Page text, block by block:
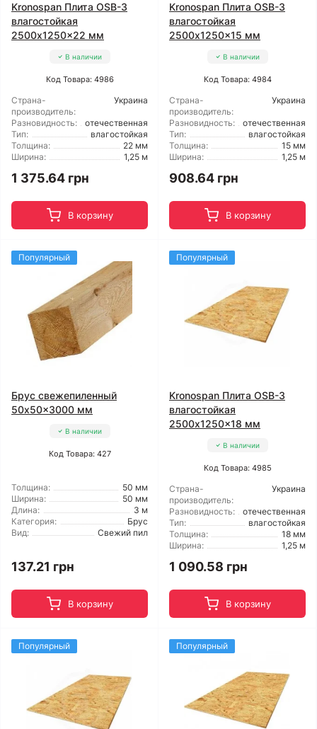
Kronospan Плита OSB-3
влагостойкая
2500x1250x22 мм
В наличии
Код Товара: 4986
Страна-
производитель:
Украина
Разновидность:
отечественная
Тип:
влагостойкая
Толщина:
22 мм
Ширина:
1,25 м
1 375.64 грн
В корзину
Kronospan Плита OSB-3
влагостойкая
2500x1250x15 мм
В наличии
Код Товара: 4984
Страна-
производитель:
Украина
Разновидность:
отечественная
Тип:
влагостойкая
Толщина:
15 мм
Ширина:
1,25 м
908.64 грн
В корзину
Популярный
Брус свежепиленный
50x50x3000 мм
В наличии
Код Товара: 427
Толщина:
50 мм
Ширина:
50 мм
Длина:
3 м
Категория:
Брус
Вид:
Свежий пил
137.21 грн
В корзину
Популярный
Kronospan Плита OSB-3
влагостойкая
2500x1250x18 мм
В наличии
Код Товара: 4985
Страна-
производитель:
Украина
Разновидность:
отечественная
Тип:
влагостойкая
Толщина:
18 мм
Ширина:
1,25 м
1 090.58 грн
В корзину
Популярный Популярный